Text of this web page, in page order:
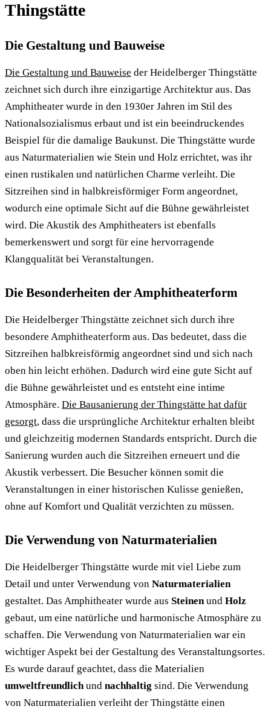
Thingstätte
Die Gestaltung und Bauweise
Die Gestaltung und Bauweise der Heidelberger Thingstätte
zeichnet sich durch ihre einzigartige Architektur aus. Das
Amphitheater wurde in den 1930er Jahren im Stil des
Nationalsozialismus erbaut und ist ein beeindruckendes
Beispiel für die damalige Baukunst. Die Thingstätte wurde
aus Naturmaterialien wie Stein und Holz errichtet, was ihr
einen rustikalen und natürlichen Charme verleiht. Die
Sitzreihen sind in halbkreisförmiger Form angeordnet,
wodurch eine optimale Sicht auf die Bühne gewährleistet
wird. Die Akustik des Amphitheaters ist ebenfalls
bemerkenswert und sorgt für eine hervorragende
Klangqualität bei Veranstaltungen.
Die Besonderheiten der Amphitheaterform
Die Heidelberger Thingstätte zeichnet sich durch ihre
besondere Amphitheaterform aus. Das bedeutet, dass die
Sitzreihen halbkreisförmig angeordnet sind und sich nach
oben hin leicht erhöhen. Dadurch wird eine gute Sicht auf
die Bühne gewährleistet und es entsteht eine intime
Atmosphäre. Die Bausanierung der Thingstätte hat dafür
gesorgt, dass die ursprüngliche Architektur erhalten bleibt
und gleichzeitig modernen Standards entspricht. Durch die
Sanierung wurden auch die Sitzreihen erneuert und die
Akustik verbessert. Die Besucher können somit die
Veranstaltungen in einer historischen Kulisse genießen,
ohne auf Komfort und Qualität verzichten zu müssen.
Die Verwendung von Naturmaterialien
Die Heidelberger Thingstätte wurde mit viel Liebe zum
Detail und unter Verwendung von Naturmaterialien
gestaltet. Das Amphitheater wurde aus Steinenund Holz
gebaut, um eine natürliche und harmonische Atmosphäre zu
schaffen. Die Verwendung von Naturmaterialien war ein
wichtiger Aspekt bei der Gestaltung des Veranstaltungsortes.
Es wurde darauf geachtet, dass die Materialien
umweltfreundlichund nachhaltig sind. Die Verwendung
von Naturmaterialien verleiht der Thingstätte einen